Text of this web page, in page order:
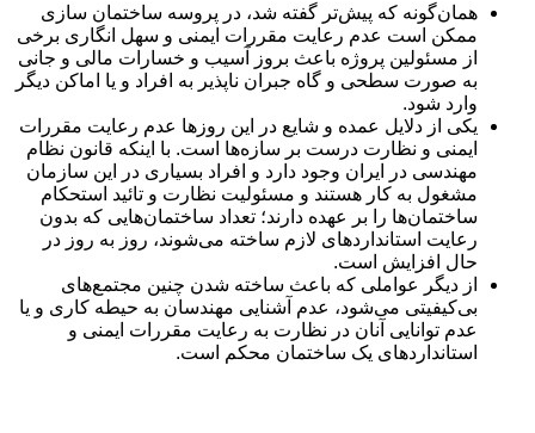
همان‌گونه که پیش‌تر گفته شد، در پروسه ساختمان سازی
ممکن است عدم رعایت مقررات ایمنی و سهل انگاری برخی
از مسئولین پروژه باعث بروز آسیب و خسارات مالی و جانی
به صورت سطحی و گاه جبران ناپذیر به افراد و یا اماکن دیگر
وارد شود.
یکی از دلایل عمده و شایع در این روزها عدم رعایت مقررات
ایمنی و نظارت درست بر سازه‌ها است. با اینکه قانون نظام
مهندسی در ایران وجود دارد و افراد بسیاری در این سازمان
مشغول به کار هستند و مسئولیت نظارت و تائید استحکام
ساختمان‌ها را بر عهده دارند؛ تعداد ساختمان‌هایی که بدون
رعایت استانداردهای لازم ساخته می‌شوند، روز به روز در
حال افزایش است.
از دیگر عواملی که باعث ساخته شدن چنین مجتمع‌های
بی‌کیفیتی می‌شود، عدم آشنایی مهندسان به حیطه کاری و یا
عدم توانایی آنان در نظارت به رعایت مقررات ایمنی و
استانداردهای یک ساختمان محکم است.